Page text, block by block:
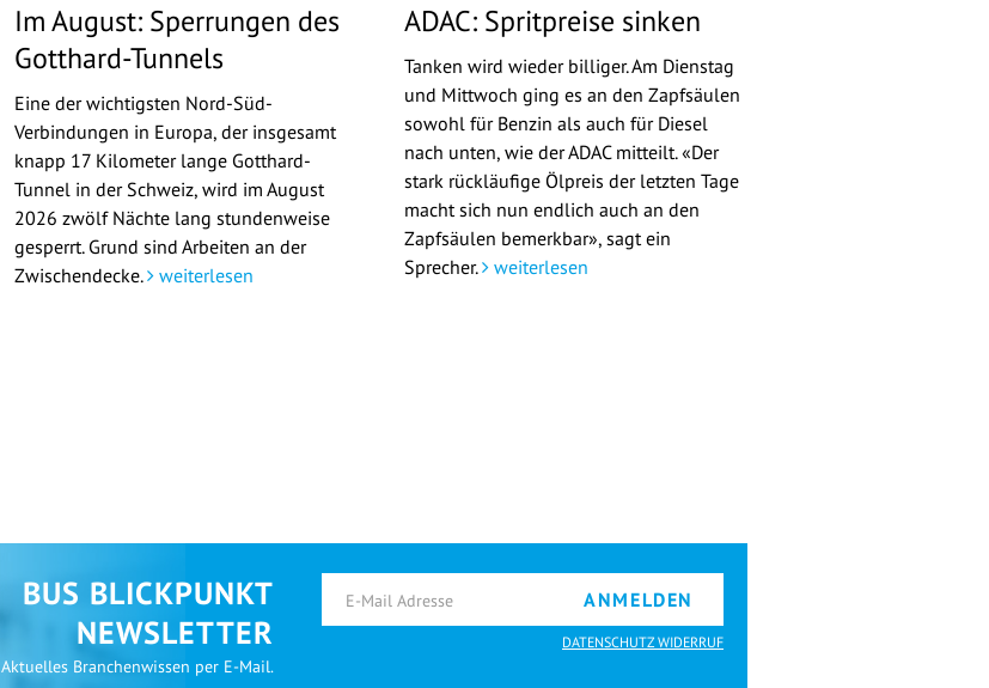
Im August: Sperrungen des
Gotthard-Tunnels
Eine der wichtigsten Nord-Süd-
Verbindungen in Europa, der insgesamt
knapp 17 Kilometer lange Gotthard-
Tunnel in der Schweiz, wird im August
2026 zwölf Nächte lang stundenweise
gesperrt. Grund sind Arbeiten an der
Zwischendecke. weiterlesen
ADAC: Spritpreise sinken
Tanken wird wieder billiger. Am Dienstag
und Mittwoch ging es an den Zapfsäulen
sowohl für Benzin als auch für Diesel
nach unten, wie der ADAC mitteilt. «Der
stark rückläufige Ölpreis der letzten Tage
macht sich nun endlich auch an den
Zapfsäulen bemerkbar», sagt ein
Sprecher. weiterlesen
BUS BLICKPUNKT
NEWSLETTER
Aktuelles Branchenwissen per E-Mail.
ANMELDEN
DATENSCHUTZ WIDERRUF